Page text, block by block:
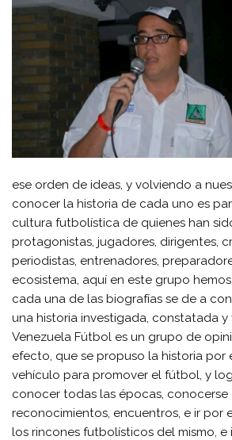
ese orden de ideas, y volviendo a
conocer la historia de cada uno es
cultura futbolística de quienes han
protagonistas, jugadores, dirigentes,
periodistas, entrenadores,
ecosistema, aquí en este grupo
cada una de las biografías se de a
una historia investigada, constatada y
Venezuela Fútbol es un grupo de
efecto, que se propuso la historia por
vehículo para promover el fútbol, y
conocer todas las épocas, conocerse
reconocimientos, encuentros, e ir por
los rincones futbolísticos del mismo, e